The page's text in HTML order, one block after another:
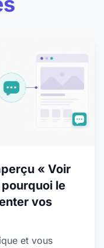
« Voir
le
vos
et vous